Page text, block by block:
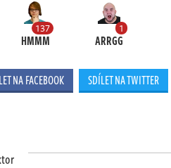
137
HMMM
1
ARRGG
NA FACEBOOK SDÍLET NA TWITTER